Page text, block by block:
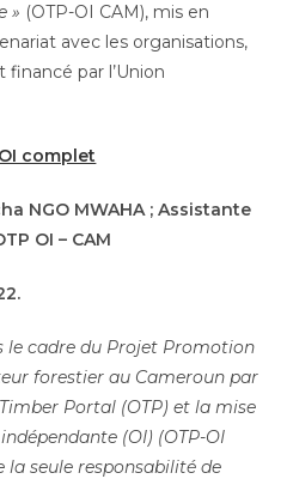
» (OTP-OI CAM), mis en
avec les organisations,
par l’Union
complet
NGO MWAHA ; Assistante
OI – CAM
le cadre du Projet Promotion
forestier au Cameroun par
Portal (OTP) et la mise
(OI) (OTP-OI
la seule responsabilité de